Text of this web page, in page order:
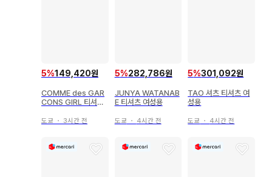
5%149,420원
COMME des GAR
CONS GIRL 티셔츠
도쿄 ・ 3시간 전
5%282,786원
JUNYA WATANAB
E 티셔츠 여성용
도쿄 ・ 4시간 전
5%301,092원
TAO 셔츠 티셔츠 여
성용
도쿄 ・ 4시간 전